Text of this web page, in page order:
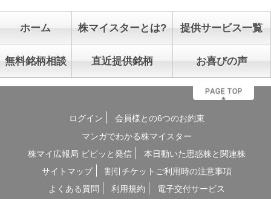
よくある質問
利用規約
電子交付サービス
個人情報保護方針
苦情・紛争処理措置
契約締結前交付書面 投資顧問契約に係るリスクについて
[ 重要事項、注意事項 ]
助言の内容および方法(以下「提供サービス内容」)、リスクや留意
点を記載した「契約締結前の書面」をあらかじめお読みいただき、
*各商品等に際してご負担いただく手数料等は商品ごとに異なりま
すので、詳細につきましては、「株マイスター」WEBサイトの当
該商品等のページ、契約締結前の書面等をご確認ください。
*投資顧問契約による各商品の報酬金額 期間契約プラン スタンダ
ードプラン：25,000円（1ヶ月コース）〜150,000円（1年コース）
マスタープラン：100,000円（1ヶ月コース）〜750,000円（1年コ
ース） マスターEXプラン：500,000円（3ヶ月コース）〜